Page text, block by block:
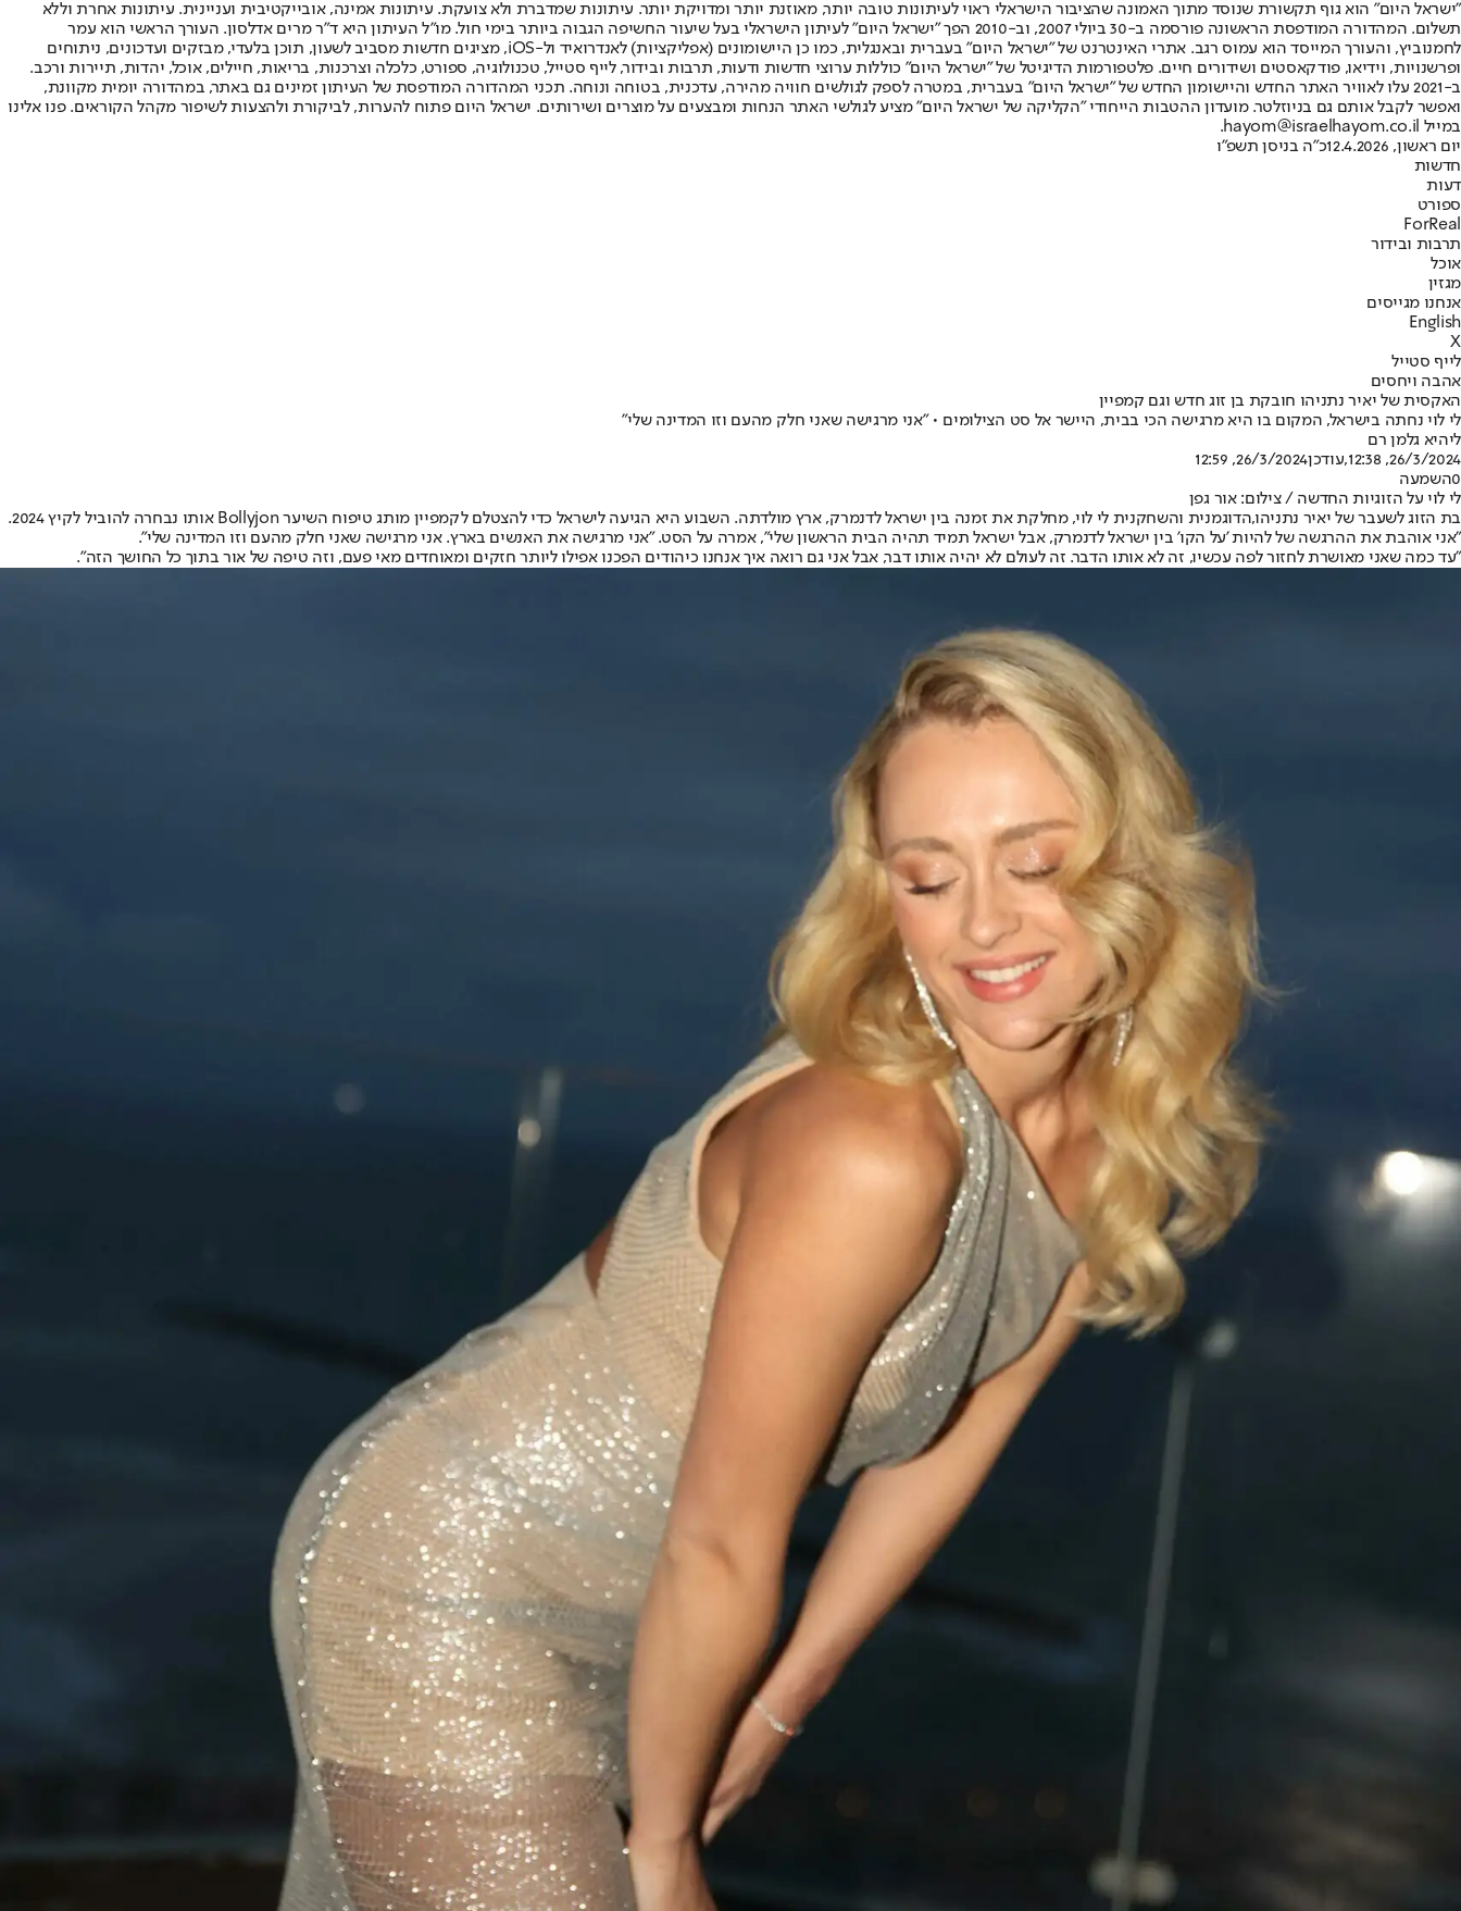
"ישראל היום" הוא גוף תקשורת שנוסד מתוך האמונה שהציבור הישראלי ראוי לעיתונות טובה יותר, מאוזנת יותר ומדויקת יותר. עיתונות שמדברת ולא צועקת. עיתונות אמינה, אובייקטיבית ועניינית. עיתונות אחרת וללא
תשלום. המהדורה המודפסת הראשונה פורסמה ב-30 ביולי 2007, וב-2010 הפך "ישראל היום" לעיתון הישראלי בעל שיעור החשיפה הגבוה ביותר בימי חול. מו"ל העיתון היא ד"ר מרים אדלסון. העורך הראשי הוא עמר
לחמנוביץ, והעורך המייסד הוא עמוס רגב. אתרי האינטרנט של "ישראל היום" בעברית ובאנגלית, כמו כן היישומונים (אפליקציות) לאנדרואיד ול-iOS, מציגים חדשות מסביב לשעון, תוכן בלעדי, מבזקים ועדכונים, ניתוחים
ופרשנויות, וידיאו, פודקאסטים ושידורים חיים. פלטפורמות הדיגיטל של "ישראל היום" כוללות ערוצי חדשות ודעות, תרבות ובידור, לייף סטייל, טכנולוגיה, ספורט, כלכלה וצרכנות, בריאות, חיילים, אוכל, יהדות, תיירות ורכב.
ב-2021 עלו לאוויר האתר החדש והיישומון החדש של "ישראל היום" בעברית, במטרה לספק לגולשים חוויה מהירה, עדכנית, בטוחה ונוחה. תכני המהדורה המודפסת של העיתון זמינים גם באתר, במהדורה יומית מקוונת,
ואפשר לקבל אותם גם בניוזלטר. מועדון ההטבות הייחודי "הקליקה של ישראל היום" מציע לגולשי האתר הנחות ומבצעים על מוצרים ושירותים. ישראל היום פתוח להערות, לביקורת ולהצעות לשיפור מקהל הקוראים. פנו אלינו
במייל hayom@israelhayom.co.il.
יום ראשון, 12.4.2026
כ"ה בניסן תשפ"ו
חדשות
דעות
ספורט
ForReal
תרבות ובידור
אוכל
מגזין
אנחנו מגייסים
English
X
לייף סטייל
אהבה ויחסים
האקסית של יאיר נתניהו חובקת בן זוג חדש וגם קמפיין
לי לוי נחתה בישראל, המקום בו היא מרגישה הכי בבית, היישר אל סט הצילומים • "אני מרגישה שאני חלק מהעם וזו המדינה שלי"
ליהיא גלמן רם
26/3/2024, 12:38
,עודכן26/3/2024, 12:59
0השמעה
לי לוי על הזוגיות החדשה / צילום: אור גפן
בת הזוג לשעבר של יאיר נתניהו,הדוגמנית והשחקנית לי לוי, מחלקת את זמנה בין ישראל לדנמרק, ארץ מולדתה. השבוע היא הגיעה לישראל כדי להצטלם לקמפיין מותג טיפוח השיער Bollyjon אותו נבחרה להוביל לקיץ 2024.
"אני אוהבת את ההרגשה של להיות 'על הקו' בין ישראל לדנמרק, אבל ישראל תמיד תהיה הבית הראשון שלי", אמרה על הסט. "אני מרגישה את האנשים בארץ. אני מרגישה שאני חלק מהעם וזו המדינה שלי".
"עד כמה שאני מאושרת לחזור לפה עכשיו, זה לא אותו הדבר. זה לעולם לא יהיה אותו דבר, אבל אני גם רואה איך אנחנו כיהודים הפכנו אפילו ליותר חזקים ומאוחדים מאי פעם, וזה טיפה של אור בתוך כל החושך הזה".